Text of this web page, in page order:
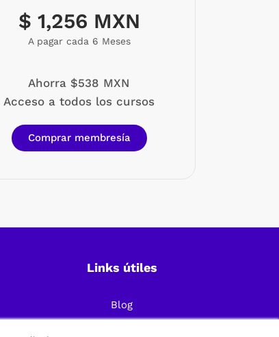
$ 1,256 MXN
A pagar cada 6 Meses
Ahorra $538 MXN
Acceso a todos los cursos
Comprar membresía
Links útiles
Blog
Preguntas Frecuentes